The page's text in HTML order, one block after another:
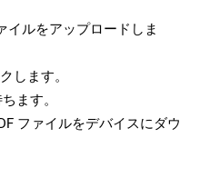
イルをアップロードしま
します。
ます。
ファイルをデバイスにダウ